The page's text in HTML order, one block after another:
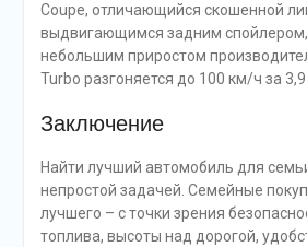
Coupe, отличающийся скошенной
выдвигающимся задним
небольшим приростом
Turbo разгоняется до 100 км/ч за
Заключение
Найти лучший автомобиль для
непростой задачей. Семейные
лучшего – с точки зрения
топлива, высоты над дорогой,